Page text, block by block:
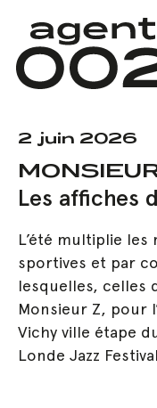
main
content
2 juin 2026
Les affiches
L’été multiplie
sportives et par
lesquelles, celles
Monsieur Z, pour
Vichy ville étape
Londe Jazz